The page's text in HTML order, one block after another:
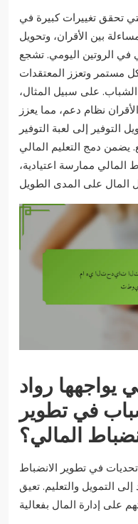
تحقق تغييرات كبيرة في
بين الأقران، وتحويل
في الروتين اليومي. تشجع
مستمر وتعزز المعتقدات
الشباب. على سبيل المثال،
نظام دعم، مما يعزز
التوفير إلى لعبة التوفير
يضمن دمج التعليم المالي
المالي ممارسة اعتيادية،
يواجهها رواد
في تطوير
المالي؟
في تطوير الانضباط
التمويل والتعليم. تعيق